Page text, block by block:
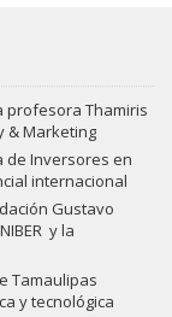
profesora Thamiris
& Marketing
de Inversores en
internacional
Gustavo
y la
Tamaulipas
y tecnológica